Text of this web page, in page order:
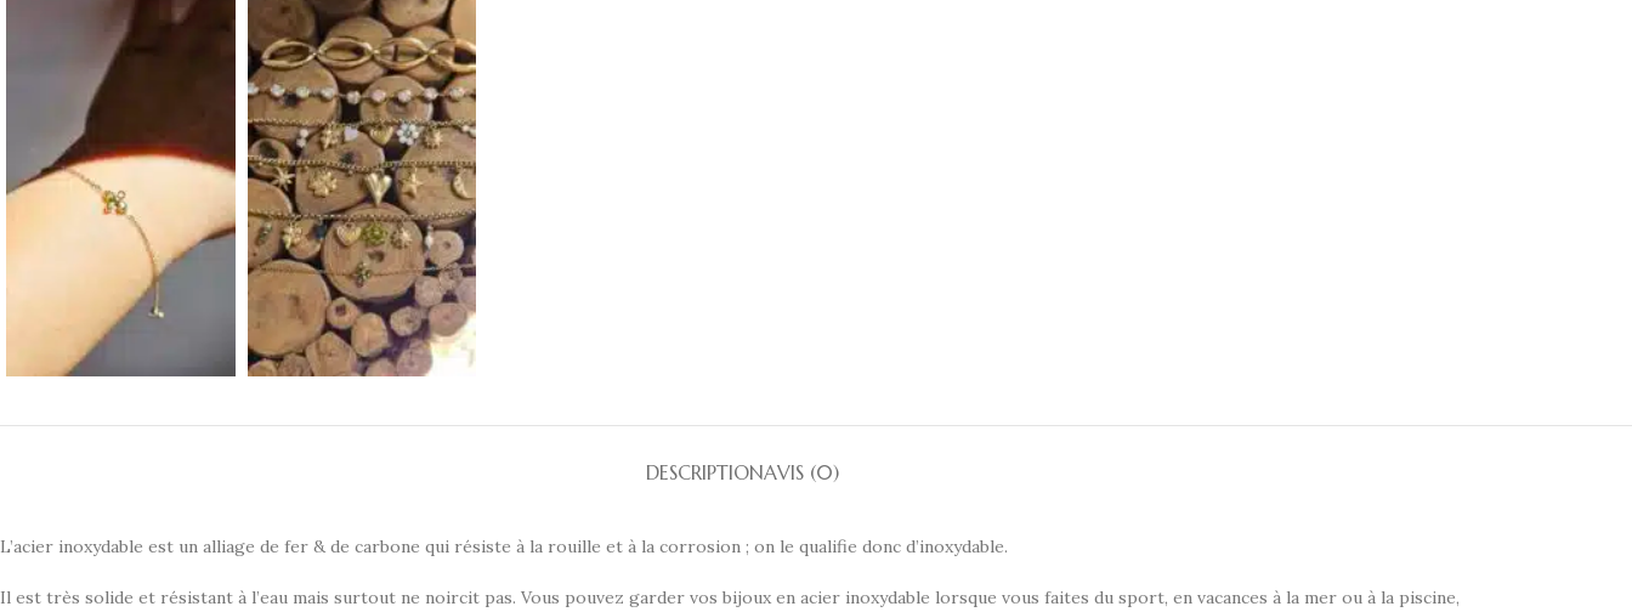
DESCRIPTIONAVIS (0)
L’acier inoxydable est un alliage de fer & de carbone qui résiste à la rouille et à la corrosion ; on le qualifie donc d’inoxydable.
Il est très solide et résistant à l’eau mais surtout ne noircit pas. Vous pouvez garder vos bijoux en acier inoxydable lorsque vous faites du sport, en vacances à la mer ou à la piscine,